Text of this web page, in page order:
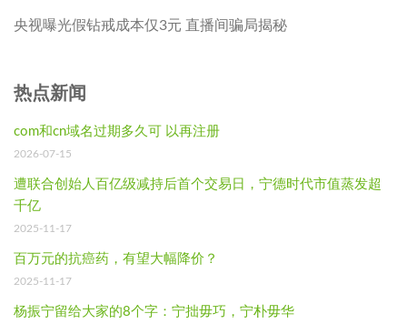
央视曝光假钻戒成本仅3元 直播间骗局揭秘
热点新闻
com和cn域名过期多久可 以再注册
2026-07-15
遭联合创始人百亿级减持后首个交易日，宁德时代市值蒸发超
千亿
2025-11-17
百万元的抗癌药，有望大幅降价？
2025-11-17
杨振宁留给大家的8个字：宁拙毋巧，宁朴毋华